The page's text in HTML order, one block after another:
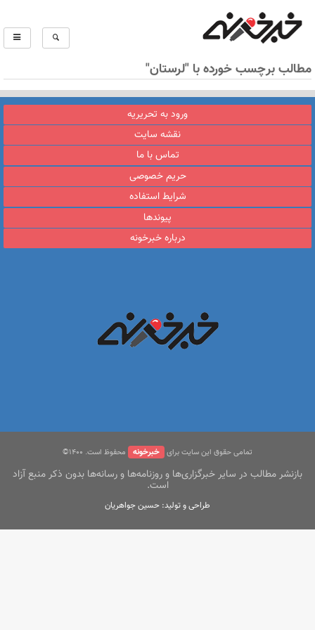
مطالب برچسب خورده با "لرستان"
ورود به تحریریه
نقشه سایت
تماس با ما
حریم خصوصی
شرایط استفاده
پیوندها
درباره خبرخونه
تمامی حقوق این سایت برای خبرخونه محفوظ است. ۱400©
بازنشر مطالب در سایر خبرگزاری‌ها و روزنامه‌ها و رسانه‌ها بدون ذکر منبع آزاد
است.
طراحی و تولید: حسین جواهریان